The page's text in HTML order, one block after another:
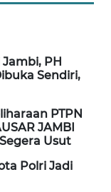
PH
Sendiri,
PTPN
JAMBI
Usut
Polri Jadi